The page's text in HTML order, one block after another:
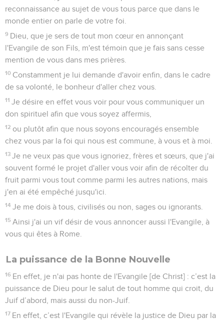
reconnaissance au sujet de vous tous parce que dans le
monde entier on parle de votre foi.
9 Dieu, que je sers de tout mon cœur en annonçant
l'Evangile de son Fils, m'est témoin que je fais sans cesse
mention de vous dans mes prières.
10 Constamment je lui demande d'avoir enfin, dans le cadre
de sa volonté, le bonheur d'aller chez vous.
11 Je désire en effet vous voir pour vous communiquer un
don spirituel afin que vous soyez affermis,
12 ou plutôt afin que nous soyons encouragés ensemble
chez vous par la foi qui nous est commune, à vous et à moi.
13 Je ne veux pas que vous ignoriez, frères et sœurs, que j'ai
souvent formé le projet d'aller vous voir afin de récolter du
fruit parmi vous tout comme parmi les autres nations, mais
j'en ai été empêché jusqu'ici.
14 Je me dois à tous, civilisés ou non, sages ou ignorants.
15 Ainsi j'ai un vif désir de vous annoncer aussi l'Evangile, à
vous qui êtes à Rome.
La puissance de la Bonne Nouvelle
16 En effet, je n'ai pas honte de l'Evangile [de Christ] : c’est la
puissance de Dieu pour le salut de tout homme qui croit, du
Juif d’abord, mais aussi du non-Juif.
17 En effet, c’est l'Evangile qui révèle la justice de Dieu par la